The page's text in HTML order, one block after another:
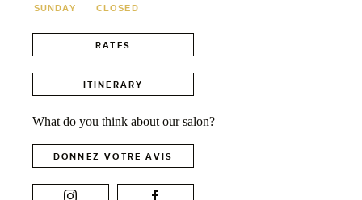
SUNDAY
CLOSED
RATES
ITINERARY
What do you think about our salon?
DONNEZ VOTRE AVIS